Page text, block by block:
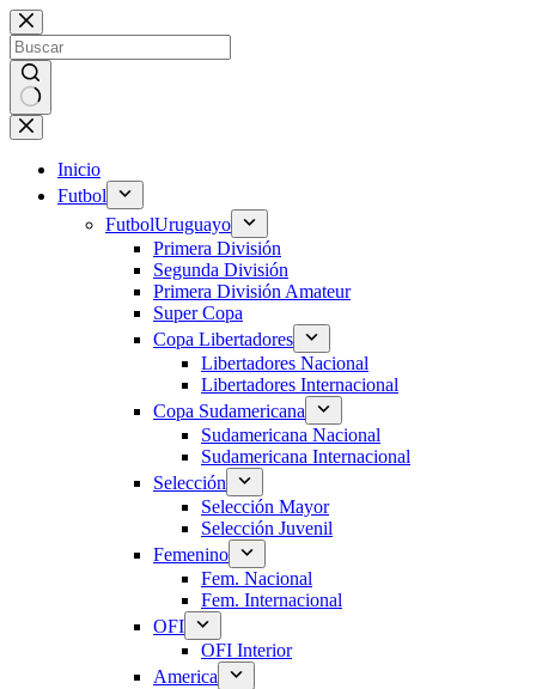
Saltar
al
contenido
Sin
resultados
Inicio
Futbol
FutbolUruguayo
Primera División
Segunda División
Primera División Amateur
Super Copa
Copa Libertadores
Libertadores Nacional
Libertadores Internacional
Copa Sudamericana
Sudamericana Nacional
Sudamericana Internacional
Selección
Selección Mayor
Selección Juvenil
Femenino
Fem. Nacional
Fem. Internacional
OFI
OFI Interior
America